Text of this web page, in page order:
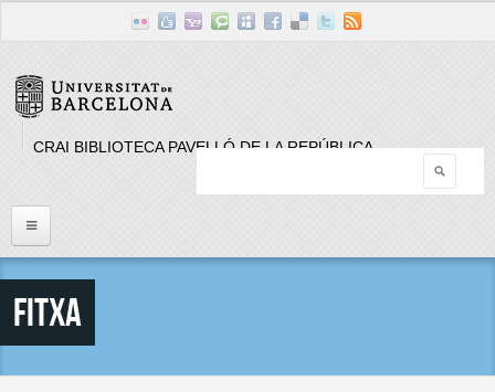
CRAI BIBLIOTECA PAVELLÓ DE LA REPÚBLICA
Inici
Llistat Publicacions periòdiques
Fitxa